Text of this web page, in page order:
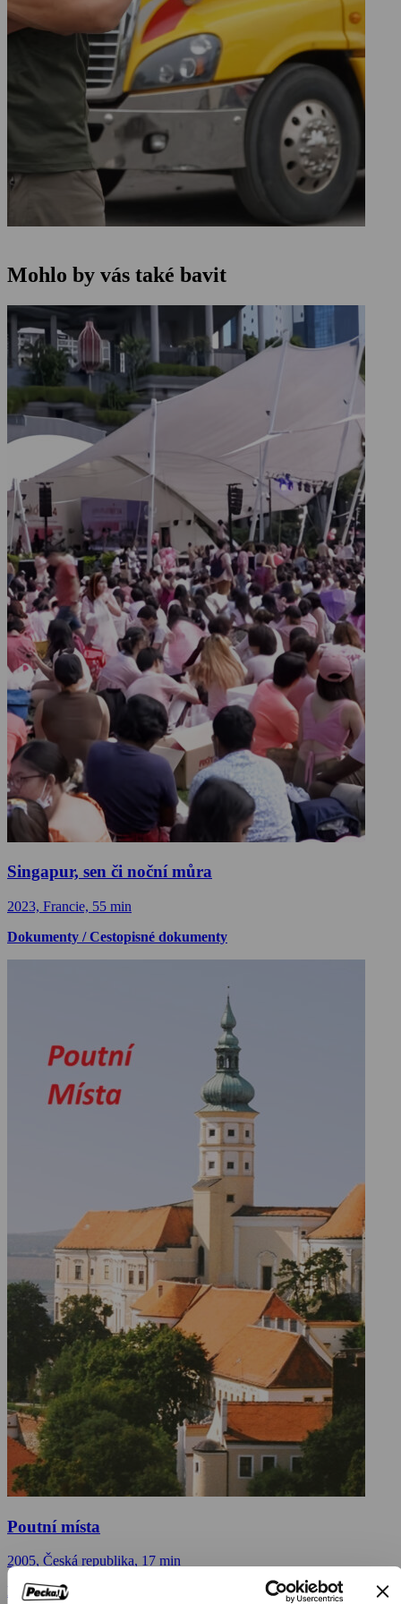
Mohlo by vás také bavit
Singapur, sen či noční můra
2023, Francie, 55 min
Dokumenty / Cestopisné dokumenty
Poutní místa
2005, Česká republika, 17 min
Dokumenty / Cestopisné dokumenty